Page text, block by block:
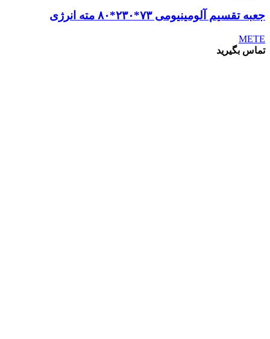
جعبه تقسیم آلومینیومی ۷۳*۲۳۰*۸۰ مته انرژی
METE
تماس بگیرید